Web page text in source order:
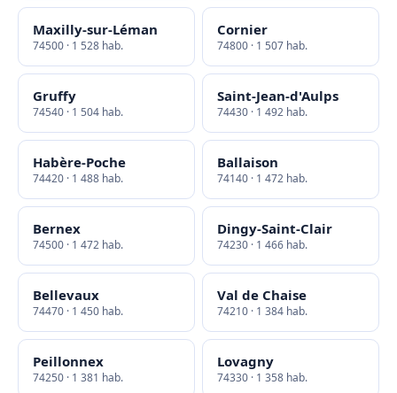
Maxilly-sur-Léman
74500 · 1 528 hab.
Cornier
74800 · 1 507 hab.
Gruffy
74540 · 1 504 hab.
Saint-Jean-d'Aulps
74430 · 1 492 hab.
Habère-Poche
74420 · 1 488 hab.
Ballaison
74140 · 1 472 hab.
Bernex
74500 · 1 472 hab.
Dingy-Saint-Clair
74230 · 1 466 hab.
Bellevaux
74470 · 1 450 hab.
Val de Chaise
74210 · 1 384 hab.
Peillonnex
74250 · 1 381 hab.
Lovagny
74330 · 1 358 hab.